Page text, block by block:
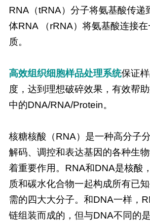
RNA（tRNA）分子将氨基酸传递
体RNA （rRNA）将氨基酸连接在
质。
高效组织细胞样品处理系统保证
度，达到理想破碎效果，有效帮
中的DNA/RNA/Protein。
核糖核酸（RNA）是一种高分子
解码、调控和表达基因的各种生
着重要作用。RNA和DNA是核酸
质和碳水化合物一起构成所有已
需的四大大分子。和DNA一样，
链组装而成的，但与DNA不同的